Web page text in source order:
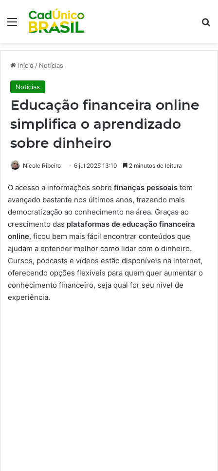
Menu
Início / Notícias
Notícias
Educação financeira online
simplifica o aprendizado
sobre dinheiro
Nicole Ribeiro 6 jul 2025 13:10 2 minutos de leitura
O acesso a informações sobre finanças pessoais tem
avançado bastante nos últimos anos, trazendo mais
democratização ao conhecimento na área. Graças ao
crescimento das plataformas de educação financeira
online, ficou bem mais fácil encontrar conteúdos que
ajudam a entender melhor como lidar com o dinheiro.
Cursos, podcasts e vídeos estão disponíveis na internet,
oferecendo opções flexíveis para quem quer aumentar o
conhecimento financeiro, seja qual for seu nível de
experiência.